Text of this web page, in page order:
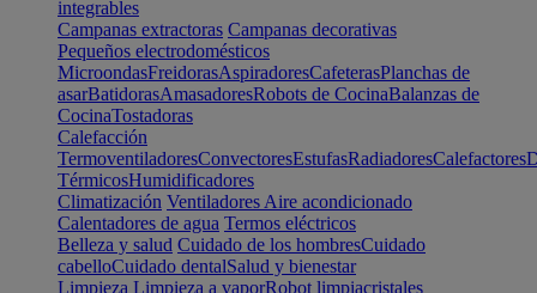
integrables
Campanas extractoras Campanas decorativas
Pequeños electrodomésticos
MicroondasFreidorasAspiradoresCafeterasPlanchas de
asarBatidorasAmasadoresRobots de CocinaBalanzas de
CocinaTostadoras
Calefacción
TermoventiladoresConvectoresEstufasRadiadoresCalefactores
TérmicosHumidificadores
Climatización Ventiladores Aire acondicionado
Calentadores de agua Termos eléctricos
Belleza y salud Cuidado de los hombresCuidado
cabelloCuidado dentalSalud y bienestar
Limpieza Limpieza a vaporRobot limpiacristales